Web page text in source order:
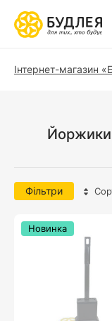
Інтернет-магазин
Йоржики
Фільтри
Новинка